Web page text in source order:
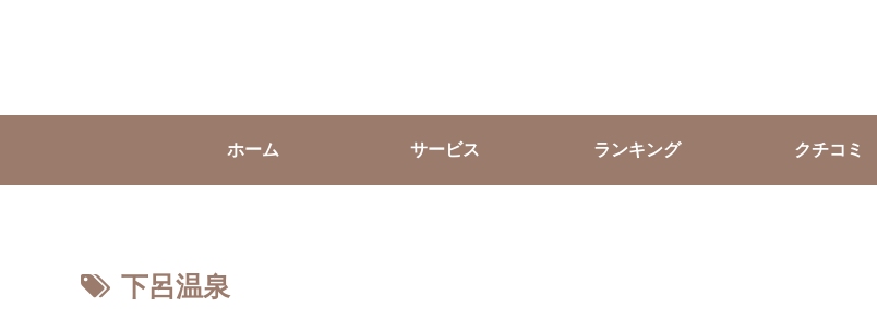
ホーム サービス ランキング クチコミ
下呂温泉